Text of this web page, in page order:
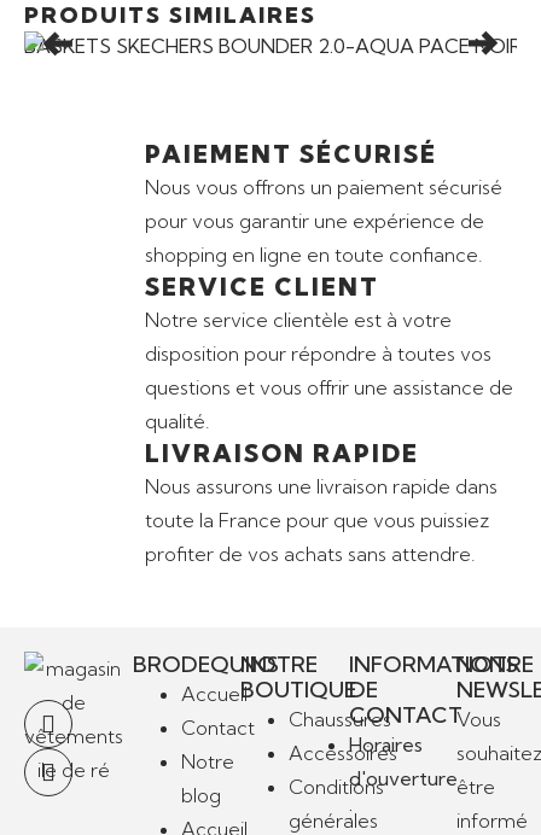
PRODUITS SIMILAIRES
BASKETS SKECHERS BOUNDER 2.0-AQUA PACE NOIR
PAIEMENT SÉCURISÉ
Nous vous offrons un paiement sécurisé
pour vous garantir une expérience de
shopping en ligne en toute confiance.
SERVICE CLIENT
Notre service clientèle est à votre
disposition pour répondre à toutes vos
questions et vous offrir une assistance de
qualité.
LIVRAISON RAPIDE
Nous assurons une livraison rapide dans
toute la France pour que vous puissiez
profiter de vos achats sans attendre.
BRODEQUINS
Accueil
Contact
Notre
blog
Accueil
NOTRE
BOUTIQUE
Chaussures
Accessoires
Conditions
générales
INFORMATIONS
DE
CONTACT
Horaires
d'ouverture
:
NOTRE
Vous
être
informé